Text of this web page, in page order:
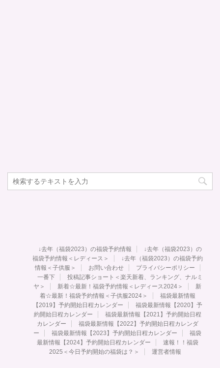
↓去年（福袋2023）の福袋予約情報
↓去年（福袋2023）の
福袋予約情報＜レディース＞
↓去年（福袋2023）の福袋予約
情報＜子供服＞
お問い合わせ
プライバシーポリシー
一番下
投稿記事ショート＜楽天新着、ランキング、ナルミ
ヤ＞
新着☆最新！福袋予約情報＜レディース2024＞
新
着☆最新！福袋予約情報＜子供服2024＞
福袋最新情報
【2019】予約開始日程カレンダー
福袋最新情報【2020】予
約開始日程カレンダー
福袋最新情報【2021】予約開始日程
カレンダー
福袋最新情報【2022】予約開始日程カレンダ
ー
福袋最新情報【2023】予約開始日程カレンダー
福袋
最新情報【2024】予約開始日程カレンダー
速報！！福袋
2025＜今日予約開始の福袋は？＞
運営者情報